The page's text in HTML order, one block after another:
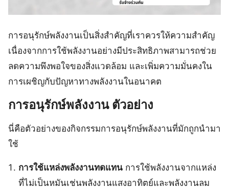
การอนุรักษ์พลังงานเป็นสิ่งสำคัญที่เราควรให้ความสำคัญ
เนื่องจากการใช้พลังงานอย่างมีประสิทธิภาพสามารถช่วย
ลดความพึงพอใจของสิ่งแวดล้อม และเพิ่มความมั่นคงใน
การเผชิญกับปัญหาทางพลังงานในอนาคต
การอนุรักษ์พลังงาน ตัวอย่าง
นี่คือตัวอย่างของกิจกรรมการอนุรักษ์พลังงานที่มักถูกนำมา
ใช้
การใช้แหล่งพลังงานทดแทน การใช้พลังงานจากแหล่ง
ที่ไม่เป็นหมันเช่นพลังงานแสงอาทิตย์และพลังงานลม